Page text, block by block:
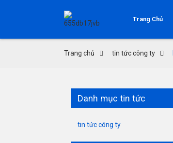
Trang Chủ
Trang chủ tin tức công ty
Danh mục tin tức
tin tức công ty